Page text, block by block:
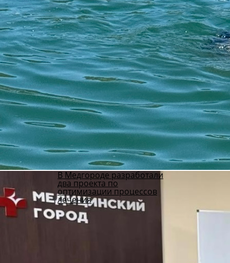
В Медгороде разработали
два проекта по
оптимизации процессов
лечения